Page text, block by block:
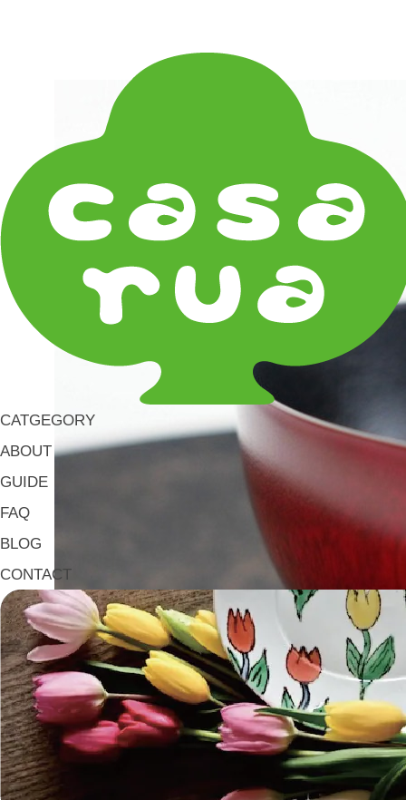
CATGEGORY
ABOUT
GUIDE
FAQ
BLOG
CONTACT